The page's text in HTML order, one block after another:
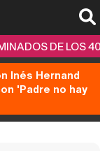
DE LOS
Inés Hernand
'Padre no hay